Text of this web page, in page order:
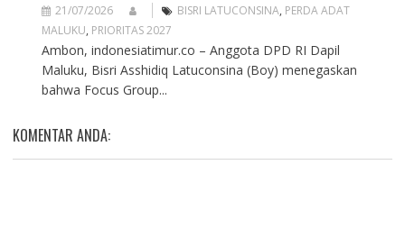
21/07/2026 BISRI LATUCONSINA, PERDA ADAT
MALUKU, PRIORITAS 2027
Ambon, indonesiatimur.co – Anggota DPD RI Dapil
Maluku, Bisri Asshidiq Latuconsina (Boy) menegaskan
bahwa Focus Group...
KOMENTAR ANDA: